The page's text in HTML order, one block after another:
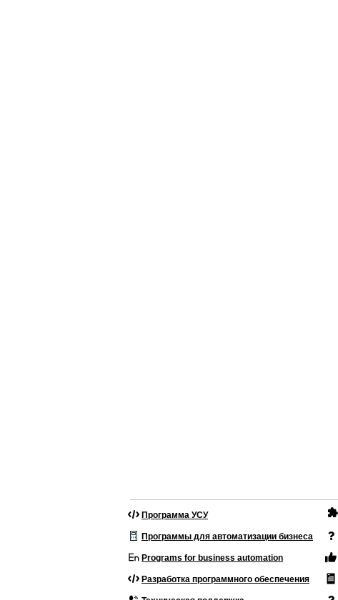
Программа УСУ
Программы для автоматизации бизнеса
Programs for business automation
Разработка программного обеспечения